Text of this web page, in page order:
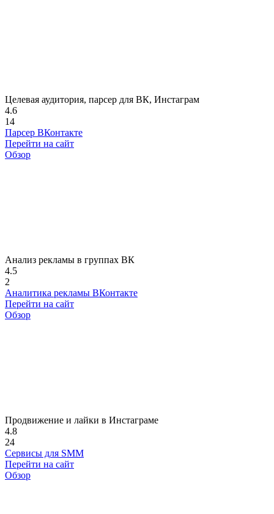
Целевая аудитория, парсер для ВК, Инстаграм
4.6
14
Парсер ВКонтакте
Перейти на сайт
Обзор
Анализ рекламы в группах ВК
4.5
2
Аналитика рекламы ВКонтакте
Перейти на сайт
Обзор
Продвижение и лайки в Инстаграме
4.8
24
Сервисы для SMM
Перейти на сайт
Обзор